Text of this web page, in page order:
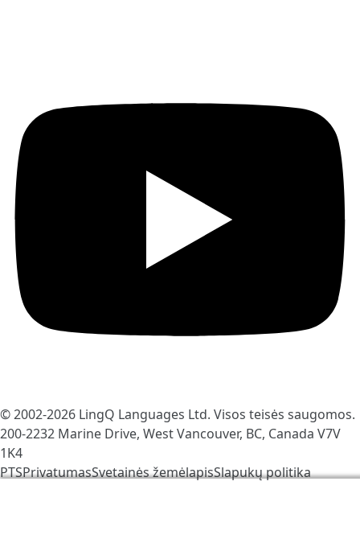
© 2002-2026 LingQ Languages Ltd. Visos teisės saugomos.
200-2232 Marine Drive, West Vancouver, BC, Canada V7V
1K4
PTSPrivatumasSvetainės žemėlapisSlapukų politika